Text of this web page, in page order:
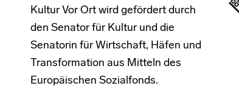
Kultur Vor Ort wird gefördert durch
den Senator für Kultur und die
Senatorin für Wirtschaft, Häfen und
Transformation aus Mitteln des
Europäischen Sozialfonds.